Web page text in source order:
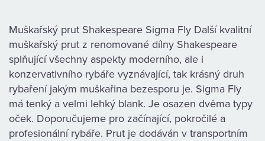
KAMENNÁ
PRODEJNA
Muškařský prut Shakespeare Sigma Fly Další kvalitní
muškařský prut z renomované dílny Shakespeare
splňující všechny aspekty moderního, ale i
konzervativního rybáře vyznávající, tak krásný druh
rybaření jakým muškařina bezesporu je. Sigma Fly
má tenký a velmi lehký blank. Je osazen dvěma typy
oček. Doporučujeme pro začínající, pokročilé a
profesionální rybáře. Prut je dodáván v transportním